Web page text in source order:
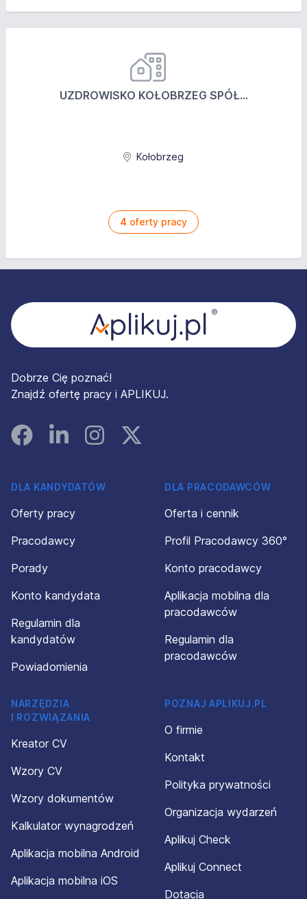
UZDROWISKO KOŁOBRZEG SPÓŁ...
Kołobrzeg
4 oferty pracy
Dobrze Cię poznać!
Znajdź ofertę pracy i APLIKUJ.
FacebookLinked InInstagramInstagram
DLA KANDYDATÓW
Oferty pracy
Pracodawcy
Porady
Konto kandydata
Regulamin dla
kandydatów
Powiadomienia
DLA PRACODAWCÓW
Oferta i cennik
Profil Pracodawcy 360°
Konto pracodawcy
Aplikacja mobilna dla
pracodawców
Regulamin dla
pracodawców
NARZĘDZIA
I ROZWIĄZANIA
Kreator CV
Wzory CV
Wzory dokumentów
Kalkulator wynagrodzeń
Aplikacja mobilna Android
Aplikacja mobilna iOS
POZNAJ APLIKUJ.PL
O firmie
Kontakt
Polityka prywatności
Organizacja wydarzeń
Aplikuj Check
Aplikuj Connect
Dotacja